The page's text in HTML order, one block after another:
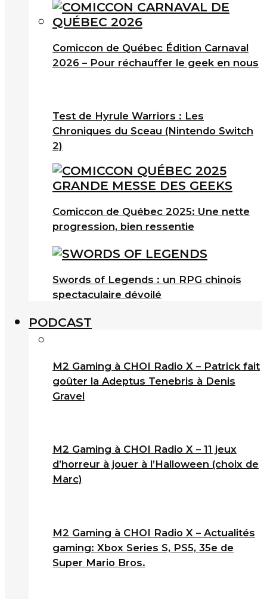
Comiccon de Québec Édition Carnaval
2026 – Pour réchauffer le geek en nous
Test de Hyrule Warriors : Les
Chroniques du Sceau (Nintendo Switch
2)
Comiccon de Québec 2025: Une nette
progression, bien ressentie
Swords of Legends : un RPG chinois
spectaculaire dévoilé
PODCAST
M2 Gaming à CHOI Radio X – Patrick fait
goûter la Adeptus Tenebris à Denis
Gravel
M2 Gaming à CHOI Radio X – 11 jeux
d’horreur à jouer à l’Halloween (choix de
Marc)
M2 Gaming à CHOI Radio X – Actualités
gaming: Xbox Series S, PS5, 35e de
Super Mario Bros.